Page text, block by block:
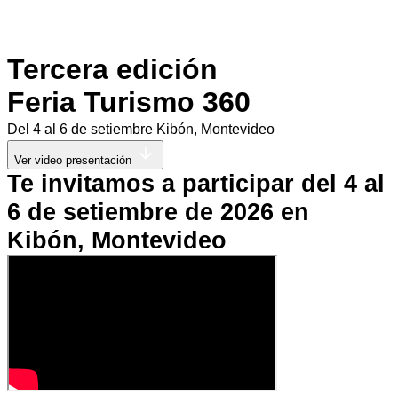
Tercera edición
Feria Turismo 360
Del 4 al 6 de setiembre Kibón, Montevideo
Ver video presentación
Te invitamos a participar del 4 al
6 de setiembre de 2026 en
Kibón, Montevideo